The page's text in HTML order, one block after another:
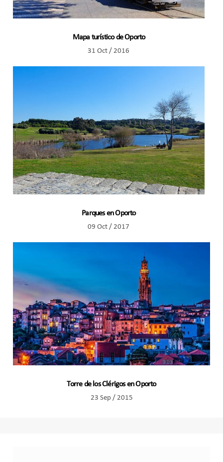
Mapa turístico de Oporto
31 Oct / 2016
Parques en Oporto
09 Oct / 2017
Torre de los Clérigos en Oporto
23 Sep / 2015